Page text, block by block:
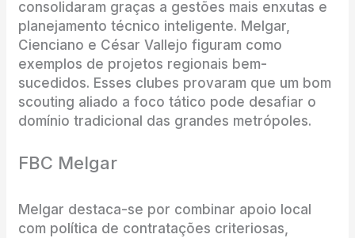
consolidaram graças a gestões mais enxutas e
planejamento técnico inteligente. Melgar,
Cienciano e César Vallejo figuram como
exemplos de projetos regionais bem-
sucedidos. Esses clubes provaram que um bom
scouting aliado a foco tático pode desafiar o
domínio tradicional das grandes metrópoles.
FBC Melgar
Melgar destaca-se por combinar apoio local
com política de contratações criteriosas,